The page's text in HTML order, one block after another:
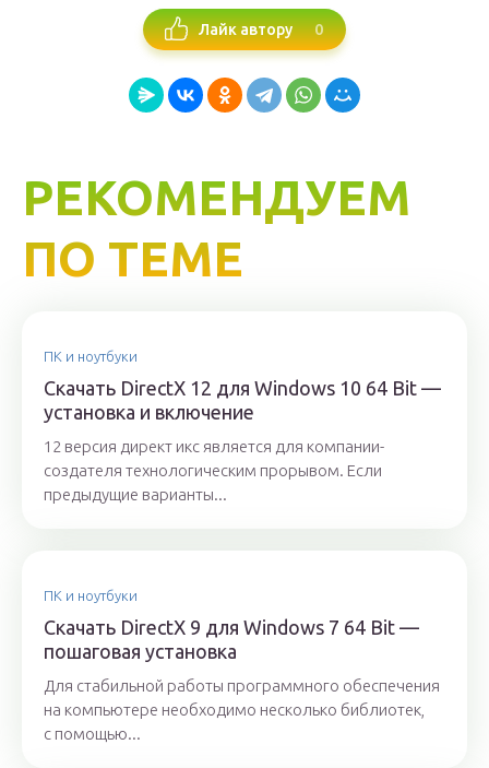
Лайк автору 0
РЕКОМЕНДУЕМ
ПО ТЕМЕ
ПК и ноутбуки
Скачать DirectX 12 для Windows 10 64 Bit —
установка и включение
12 версия директ икс является для компании-
создателя технологическим прорывом. Если
предыдущие варианты...
ПК и ноутбуки
Скачать DirectX 9 для Windows 7 64 Bit —
пошаговая установка
Для стабильной работы программного обеспечения
на компьютере необходимо несколько библиотек,
с помощью...